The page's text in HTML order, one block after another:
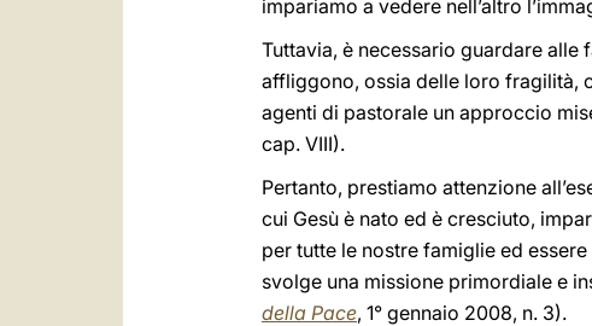
impariamo a vedere nell’altro
Tuttavia, è necessario guardare
affliggono, ossia delle loro fragilità,
agenti di pastorale un approccio
cap. VIII).
Pertanto, prestiamo attenzione
cui Gesù è nato ed è cresciuto,
per tutte le nostre famiglie ed
svolge una missione primordiale e
della Pace, 1° gennaio 2008, n. 3).